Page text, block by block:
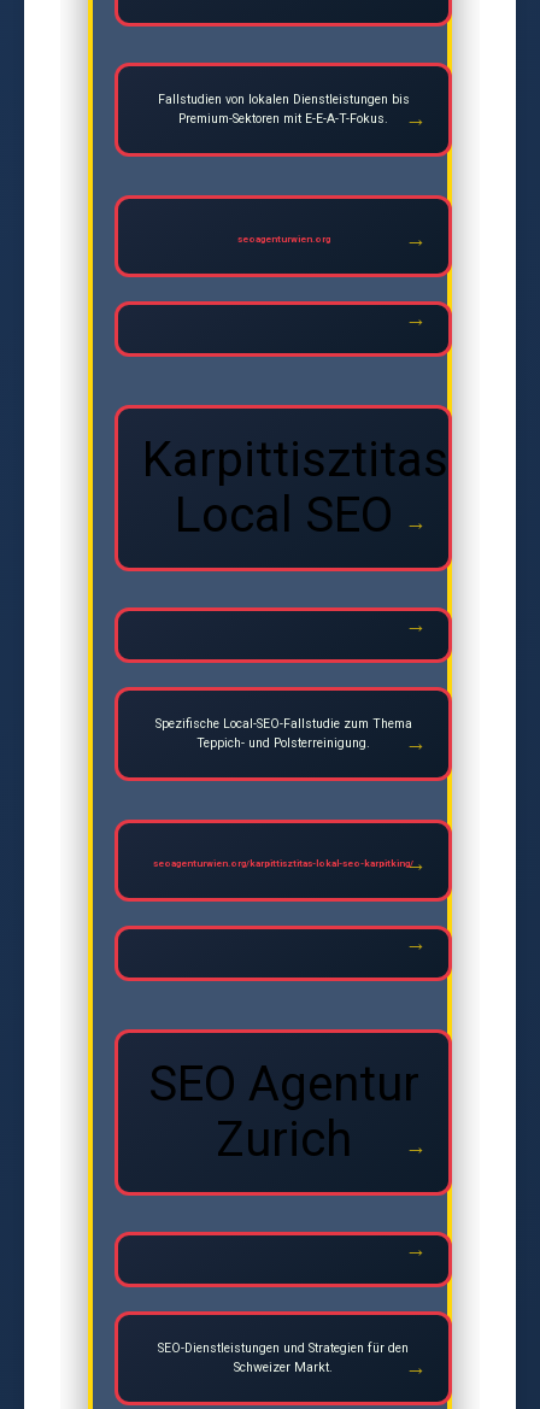
Fallstudien von lokalen Dienstleistungen bis
Premium-Sektoren mit E-E-A-T-Fokus.
seoagenturwien.org
Karpittisztitas
Local SEO
Spezifische Local-SEO-Fallstudie zum Thema
Teppich- und Polsterreinigung.
seoagenturwien.org/karpittisztitas-lokal-seo-karpitking/
SEO Agentur
Zurich
SEO-Dienstleistungen und Strategien für den
Schweizer Markt.